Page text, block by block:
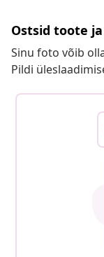
Ostsid toote
Sinu foto võib
Pildi